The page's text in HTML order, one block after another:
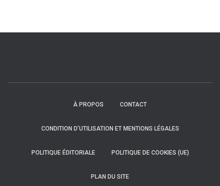
À PROPOS CONTACT
CONDITION D’UTILISATION ET MENTIONS LÉGALES
POLITIQUE ÉDITORIALE POLITIQUE DE COOKIES (UE)
PLAN DU SITE